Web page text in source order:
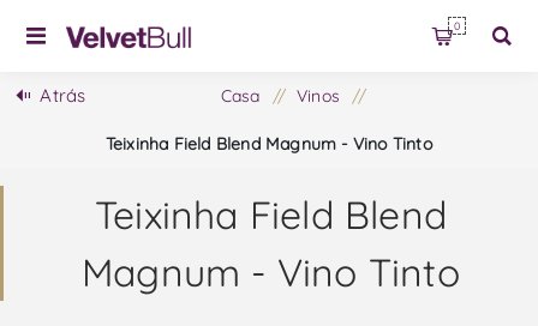
0
Atrás Casa / Vinos /
Teixinha Field Blend Magnum - Vino Tinto
Teixinha Field Blend
Magnum - Vino Tinto